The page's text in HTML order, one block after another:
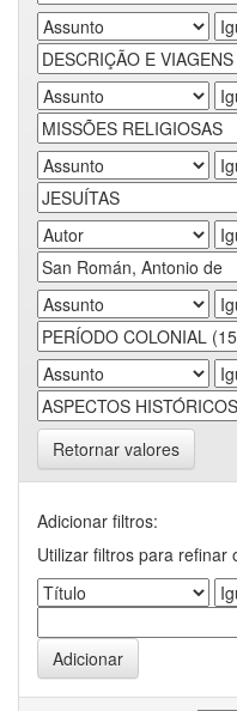
Retornar valores
Adicionar filtros:
Utilizar filtros para refinar